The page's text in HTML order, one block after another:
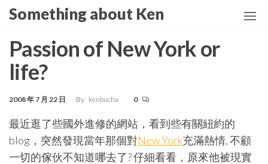
Skip
the
content
Something about Ken
Passion of New York or
life?
2008 年 7 月 22 日 By kenbucha 0
最近逛了些國外進修的網站，看到些有關紐約的
blog，突然發現當年那個對New York充滿熱情, 不顧
一切的傢伙不知道哪去了? 仔細看看，原來他被現實